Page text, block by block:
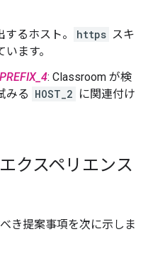
るホスト。 https スキ
ます。
: Classroom が検
みる HOST_2 に関連付け
クスペリエンス
き提案事項を次に示しま